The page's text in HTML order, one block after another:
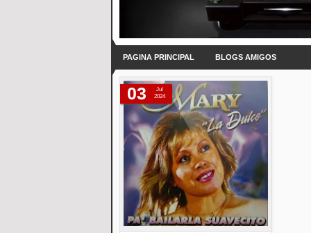
PAGINA PRINCIPAL BLOGS AMIGOS
03
Jul
2024